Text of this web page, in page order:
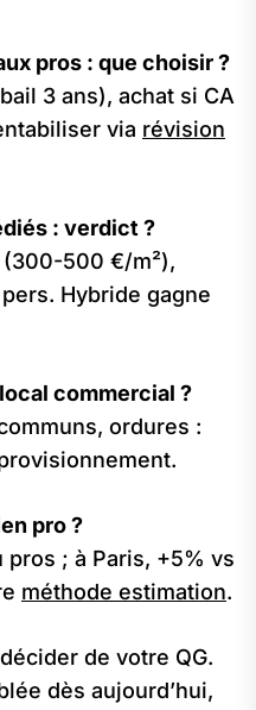
pros : que choisir ?
3 ans), achat si CA
via révision
: verdict ?
500 €/m²),
Hybride gagne
commercial ?
ordures :
pro ?
; à Paris, +5% vs
méthode estimation.
de votre QG.
dès aujourd’hui,